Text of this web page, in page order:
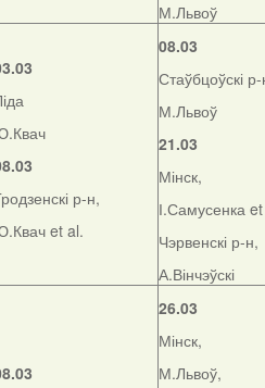
М.Львоў
р-н,
et al.
08.03
Стаўбцоўскі
М.Львоў
21.03
Мінск,
І.Самусенка
Чэрвенскі р-н,
А.Вінчэўскі
26.03
Мінск,
М.Львоў,